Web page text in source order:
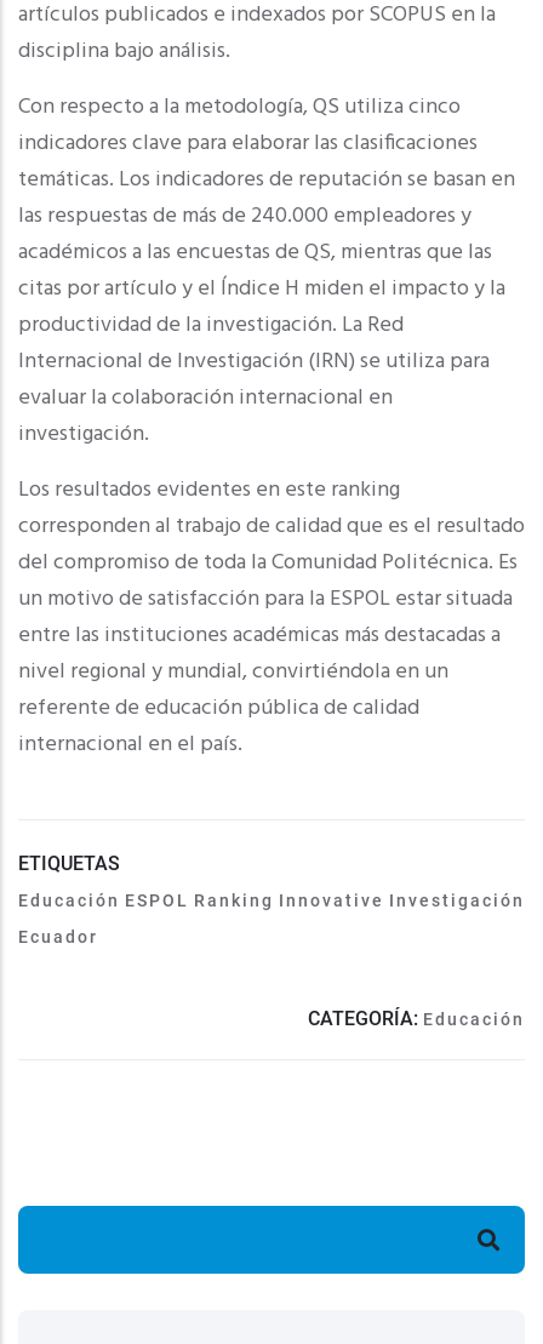
artículos publicados e indexados por SCOPUS en la
disciplina bajo análisis.
Con respecto a la metodología, QS utiliza cinco
indicadores clave para elaborar las clasificaciones
temáticas. Los indicadores de reputación se basan en
las respuestas de más de 240.000 empleadores y
académicos a las encuestas de QS, mientras que las
citas por artículo y el Índice H miden el impacto y la
productividad de la investigación. La Red
Internacional de Investigación (IRN) se utiliza para
evaluar la colaboración internacional en
investigación.
Los resultados evidentes en este ranking
corresponden al trabajo de calidad que es el resultado
del compromiso de toda la Comunidad Politécnica. Es
un motivo de satisfacción para la ESPOL estar situada
entre las instituciones académicas más destacadas a
nivel regional y mundial, convirtiéndola en un
referente de educación pública de calidad
internacional en el país.
ETIQUETAS
Educación ESPOL Ranking Innovative Investigación
Ecuador
CATEGORÍA: Educación